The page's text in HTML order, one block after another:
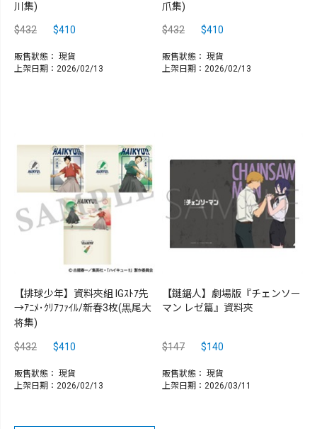
川集)
$432 $410
販售狀態： 現貨
上架日期：2026/02/13
爪集)
$432 $410
販售狀態： 現貨
上架日期：2026/02/13
【排球少年】資料夾組 IGｽﾄｱ先
→ｱﾆﾒ･ｸﾘｱﾌｧｲﾙ/新春3枚(黒尾大
将集)
$432 $410
販售狀態： 現貨
上架日期：2026/02/13
【鏈鋸人】劇場版『チェンソー
マン レゼ篇』資料夾
$147 $140
販售狀態： 現貨
上架日期：2026/03/11